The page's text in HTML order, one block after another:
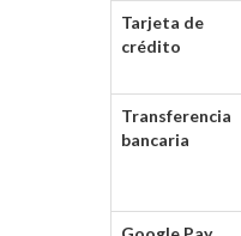
Tarjeta de
crédito
Transferencia
bancaria